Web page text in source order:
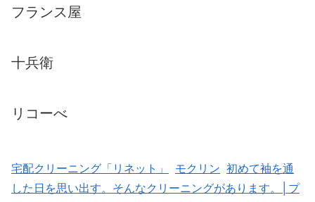
フランス屋
十兵衛
リコーべ
宅配クリーニング「リネット」 モクリン 初めて袖を通
した日を思い出す。そんなクリーニングがあります。│プ